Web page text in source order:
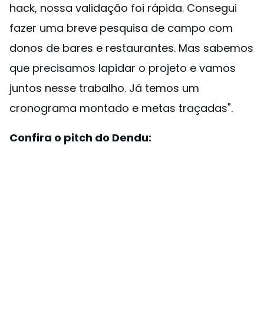
hack, nossa validação foi rápida. Consegui
fazer uma breve pesquisa de campo com
donos de bares e restaurantes. Mas sabemos
que precisamos lapidar o projeto e vamos
juntos nesse trabalho. Já temos um
cronograma montado e metas traçadas".
Confira o pitch do Dendu: